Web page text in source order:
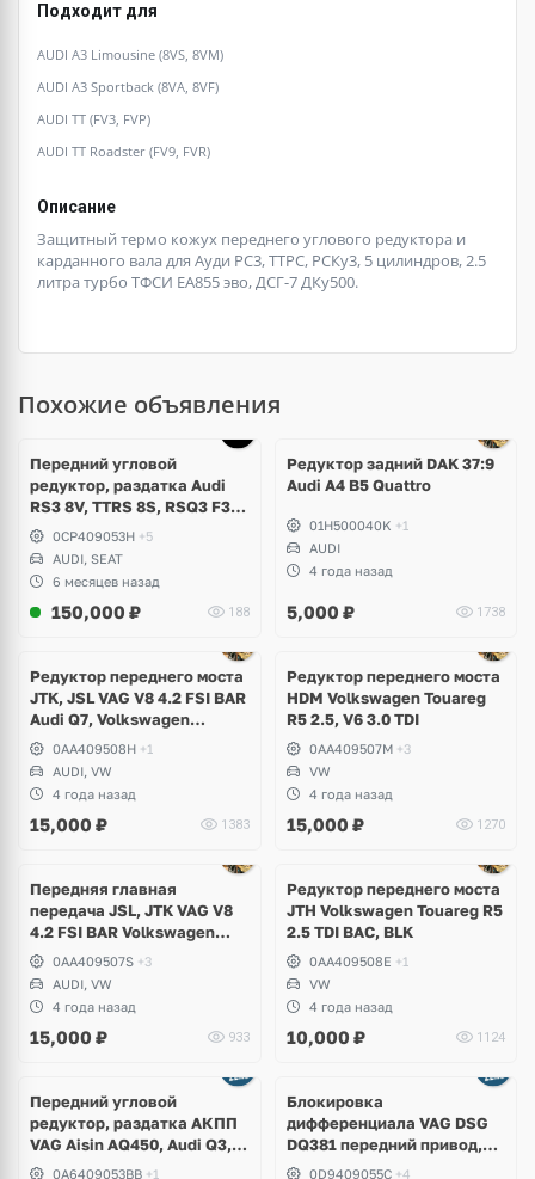
Подходит для
AUDI A3 Limousine (8VS, 8VM)
AUDI A3 Sportback (8VA, 8VF)
AUDI TT (FV3, FVP)
AUDI TT Roadster (FV9, FVR)
Описание
Защитный термо кожух переднего углового редуктора и
карданного вала для Ауди РС3, ТТРС, РСКу3, 5 цилиндров, 2.5
литра турбо ТФСИ ЕА855 эво, ДСГ-7 ДКу500.
Похожие объявления
Передний угловой
редуктор, раздатка Audi
RS3 8V, TTRS 8S, RSQ3 F3,
Seat Formentor Cupra 2.5
TFSI Evo, DAZA, DNWA,
DNWB
0CP409053H +5
AUDI, SEAT
6 месяцев назад
150,000 ₽ 188
Редуктор задний DAK 37:9
Audi A4 B5 Quattro
01H500040K +1
AUDI
4 года назад
5,000 ₽ 1738
Редуктор переднего моста
JTK, JSL VAG V8 4.2 FSI BAR
Audi Q7, Volkswagen
Touareg
0AA409508H +1
AUDI, VW
4 года назад
15,000 ₽ 1383
Редуктор переднего моста
HDM Volkswagen Touareg
R5 2.5, V6 3.0 TDI
0AA409507M +3
VW
4 года назад
15,000 ₽ 1270
Передняя главная
передача JSL, JTK VAG V8
4.2 FSI BAR Volkswagen
Touareg, Audi Q7
0AA409507S +3
AUDI, VW
4 года назад
15,000 ₽ 933
Редуктор переднего моста
JTH Volkswagen Touareg R5
2.5 TDI BAC, BLK
0AA409508E +1
VW
4 года назад
10,000 ₽ 1124
Передний угловой
редуктор, раздатка АКПП
VAG Aisin AQ450, Audi Q3,
Volkswagen Tiguan
0A6409053BB +1
Блокировка
дифференциала VAG DSG
DQ381 передний привод,
Volkswagen Golf 7.5 GTI
0D9409055C +4